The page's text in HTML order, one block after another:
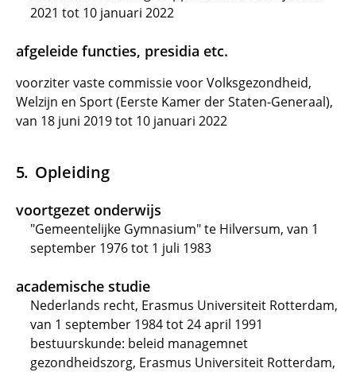
2021 tot 10 januari 2022
afgeleide functies, presidia etc.
voorziter vaste commissie voor Volksgezondheid,
Welzijn en Sport (Eerste Kamer der Staten-Generaal),
van 18 juni 2019 tot 10 januari 2022
Opleiding
voortgezet onderwijs
"Gemeentelijke Gymnasium" te Hilversum, van 1
september 1976 tot 1 juli 1983
academische studie
Nederlands recht, Erasmus Universiteit Rotterdam,
van 1 september 1984 tot 24 april 1991
bestuurskunde: beleid managemnet
gezondheidszorg, Erasmus Universiteit Rotterdam,